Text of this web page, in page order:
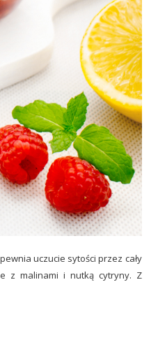
uczucie sytości przez cały
z malinami i nutką cytryny. Z